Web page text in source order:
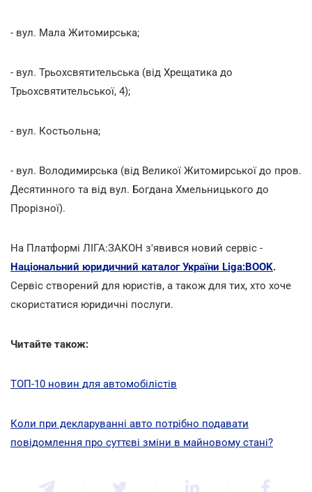
- вул. Мала Житомирська;
- вул. Трьохсвятительська (від Хрещатика до
Трьохсвятительської, 4);
- вул. Костьольна;
- вул. Володимирська (від Великої Житомирської до пров.
Десятинного та від вул. Богдана Хмельницького до
Прорізної).
На Платформі ЛІГА:ЗАКОН з'явився новий сервіс -
Національний юридичний каталог України Liga:BOOK.
Сервіс створений для юристів, а також для тих, хто хоче
скористатися юридичні послуги.
Читайте також:
ТОП-10 новин для автомобілістів
Коли при декларуванні авто потрібно подавати
повідомлення про суттєві зміни в майновому стані?